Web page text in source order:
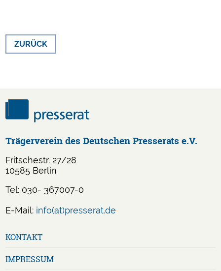
ZURÜCK
Trägerverein des Deutschen Presserats e.V.
Fritschestr. 27/28
10585 Berlin
Tel: 030- 367007-0
E-Mail: info(at)presserat.de
überspringen
KONTAKT
IMPRESSUM